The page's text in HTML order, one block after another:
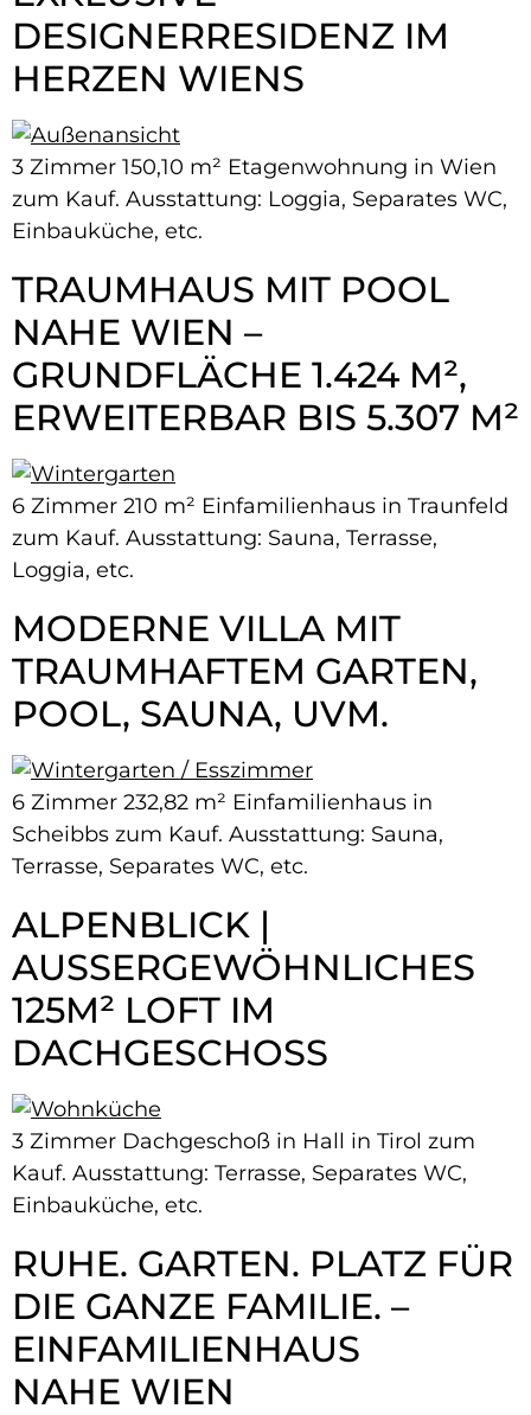
DESIGNERRESIDENZ IM
HERZEN WIENS
3 Zimmer 150,10 m² Etagenwohnung in Wien
zum Kauf. Ausstattung: Loggia, Separates WC,
Einbauküche, etc.
TRAUMHAUS MIT POOL
NAHE WIEN –
GRUNDFLÄCHE 1.424 M²,
ERWEITERBAR BIS 5.307 M²
6 Zimmer 210 m² Einfamilienhaus in Traunfeld
zum Kauf. Ausstattung: Sauna, Terrasse,
Loggia, etc.
MODERNE VILLA MIT
TRAUMHAFTEM GARTEN,
POOL, SAUNA, UVM.
6 Zimmer 232,82 m² Einfamilienhaus in
Scheibbs zum Kauf. Ausstattung: Sauna,
Terrasse, Separates WC, etc.
ALPENBLICK |
AUSSERGEWÖHNLICHES 1
25M² LOFT IM D
ACHGESCHOSS
3 Zimmer Dachgeschoß in Hall in Tirol zum
Kauf. Ausstattung: Terrasse, Separates WC,
Einbauküche, etc.
RUHE. GARTEN. PLATZ FÜR
DIE GANZE FAMILIE. –
EINFAMILIENHAUS
NAHE WIEN